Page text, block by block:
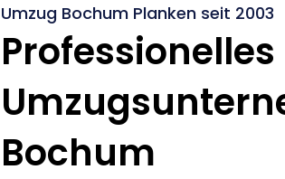
Umzug Bochum Planken seit 2003
Professionelles
Bochum